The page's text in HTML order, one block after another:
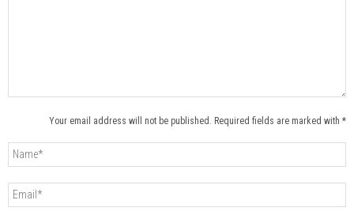
Your email address will not be published. Required fields are marked with *